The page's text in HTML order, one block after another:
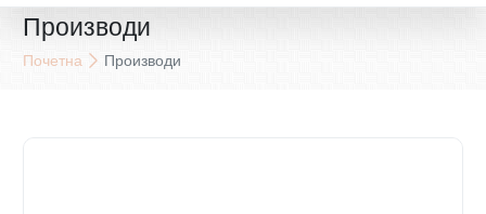
Производи
Почетна Производи